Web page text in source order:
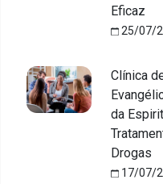
Eficaz
25/07/
Clínica
da
Drogas
17/07/